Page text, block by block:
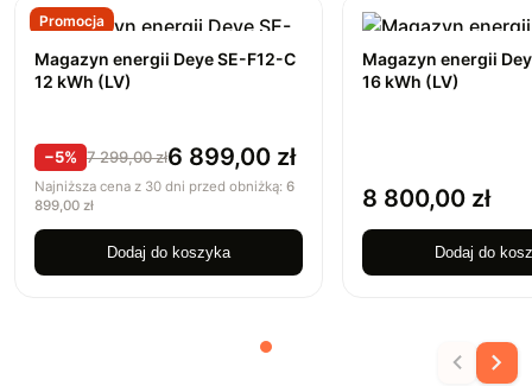
Promocja
Magazyn energii Deye SE-F12-C
12 kWh (LV)
−5% 7 299,00zł6 899,00 zł
Najniższa cena z 30 dni przed obniżką: 6
899,00 zł
Dodaj do koszyka
Magazyn energii
16 kWh (LV)
8 800,00 zł
Dodaj do